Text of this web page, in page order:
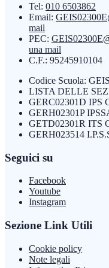
Tel: 010 6503862
Email:
mail
PEC:
una mail
C.F.: 95245910104
Codice Scuola:
LISTA DELLE
GERC02301D IPS
GERH02301P
GETD02301R ITS
GERH023514
Seguici su
Facebook
Youtube
Instagram
Sezione Link Utili
Cookie policy
Note legali